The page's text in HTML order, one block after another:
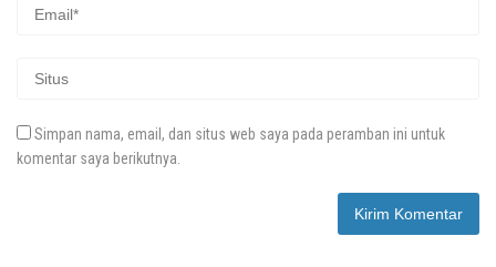
Simpan nama, email, dan situs web saya pada peramban ini untuk
komentar saya berikutnya.